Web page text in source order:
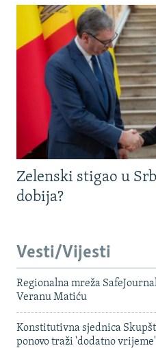
Zelenski stigao u
dobija?
Vesti/Vijesti
Regionalna mreža
Veranu Matiću
Konstitutivna sjednica
ponovo traži 'dodatno